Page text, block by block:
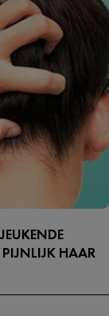
HAAR
pijn? Dat